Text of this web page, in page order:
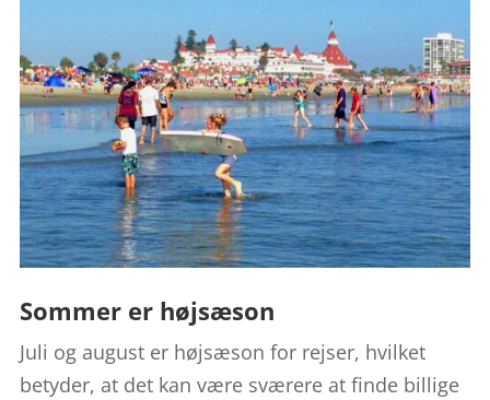
Sommer er højsæson
Juli og august er højsæson for rejser, hvilket
betyder, at det kan være sværere at finde billige